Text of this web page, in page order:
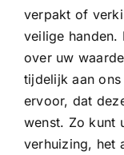
verpakt of
veilige handen.
over uw
tijdelijk aan
ervoor, dat
wenst. Zo kunt
verhuizing, het